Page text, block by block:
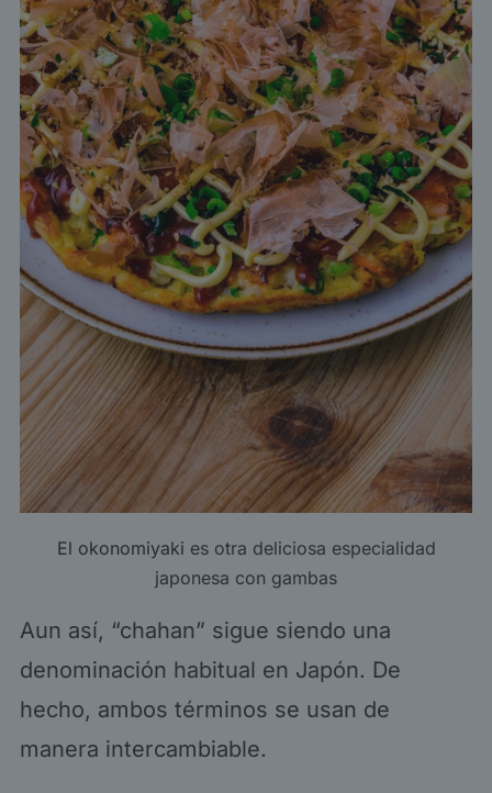
El okonomiyaki es otra deliciosa especialidad
japonesa con gambas
Aun así, “chahan” sigue siendo una
denominación habitual en Japón. De
hecho, ambos términos se usan de
manera intercambiable.